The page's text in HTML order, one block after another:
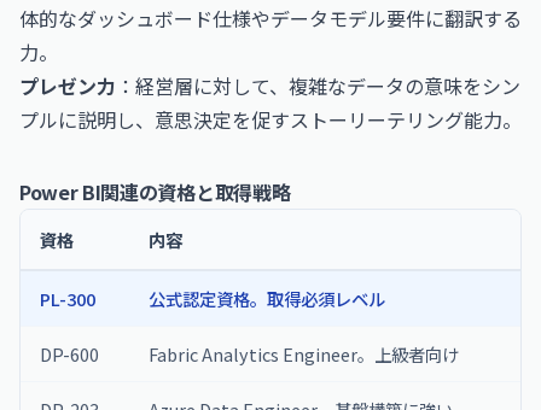
体的なダッシュボード仕様やデータモデル要件に翻訳する
力。
プレゼン力 ：経営層に対して、複雑なデータの意味をシン
プルに説明し、意思決定を促すストーリーテリング能力。
Power BI関連の資格と取得戦略
資格 内容
PL-300 公式認定資格。取得必須レベル
DP-600 Fabric Analytics Engineer。上級者向け